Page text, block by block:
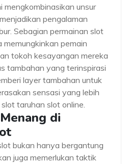
mengkombinasikan unsur
pengalaman
Sebagian permainan slot
pemain
tokoh kesayangan mereka
tambahan yang terinspirasi
layer tambahan untuk
sensasi yang lebih
taruhan slot online.
di
bukan hanya bergantung
juga memerlukan taktik